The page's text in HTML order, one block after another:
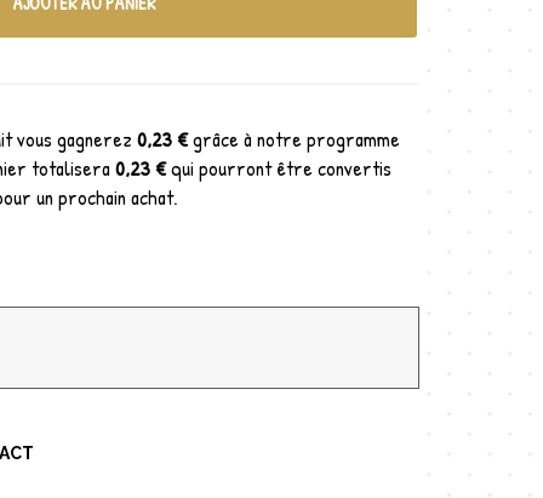
vous gagnerez 0,23 €grâce à notre programme
totalisera 0,23 €qui pourront être convertis
un prochain achat.